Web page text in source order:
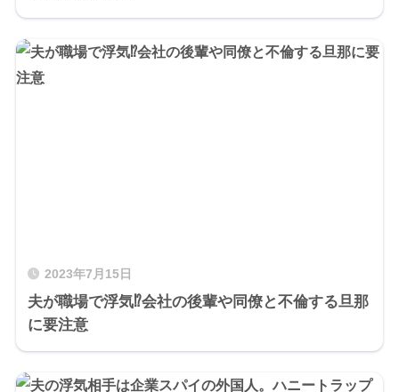
2023年7月15日
夫が職場で浮気⁉会社の後輩や同僚と不倫する旦那
に要注意